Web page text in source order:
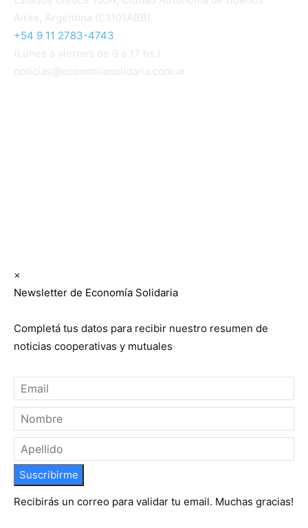
Aires, Argentina (C1101ABB)
+54 9 11 2783-4743
(Lunes a viernes de 9 a 17 hs.)
noticias@economiasolidaria.com.ar
×
Newsletter de Economía Solidaria
Completá tus datos para recibir nuestro resumen de
noticias cooperativas y mutuales
Suscribirme
Recibirás un correo para validar tu email. Muchas gracias!